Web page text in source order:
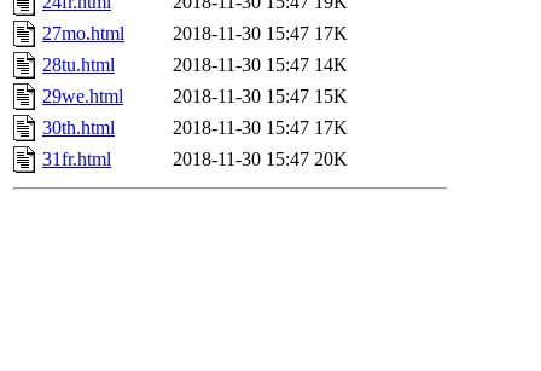
27mo.html
2018-11-30 15:47 17K
28tu.html
2018-11-30 15:47 14K
29we.html
2018-11-30 15:47 15K
30th.html
2018-11-30 15:47 17K
31fr.html
2018-11-30 15:47 20K